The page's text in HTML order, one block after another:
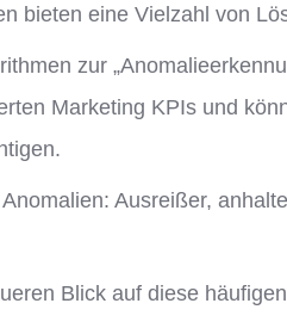
bieten eine Vielzahl von
zur
Marketing KPIs und
Ausreißer,
Blick auf diese